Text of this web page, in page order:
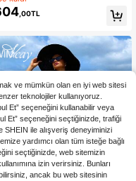
Mayo Üzerine Giyme 2 Parça
,00TL
ve mümkün olan en iyi web sitesi
teknolojiler kullanıyoruz.
Et” seçeneğini kullanabilir veya
Et” seçeneğini seçtiğinizde, trafiği
SHEIN ile alışveriş deneyiminizi
yardımcı olan tüm isteğe bağlı
seçtiğinizde, web sitemizin
izin verirsiniz. Bunları
ancak bu web sitesinin